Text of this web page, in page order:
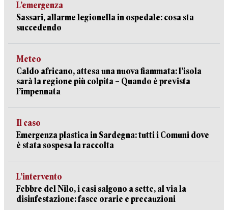
L’emergenza
Sassari, allarme legionella in ospedale: cosa sta
succedendo
Meteo
Caldo africano, attesa una nuova fiammata: l’isola
sarà la regione più colpita – Quando è prevista
l’impennata
Il caso
Emergenza plastica in Sardegna: tutti i Comuni dove
è stata sospesa la raccolta
L’intervento
Febbre del Nilo, i casi salgono a sette, al via la
disinfestazione: fasce orarie e precauzioni